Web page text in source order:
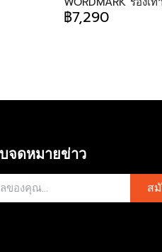
,
4
R
P
6
0
D
O
สไตล์สำหรับทั้งชายแ
R
R
C
E
฿7,290
จดหมายข่าว
ส